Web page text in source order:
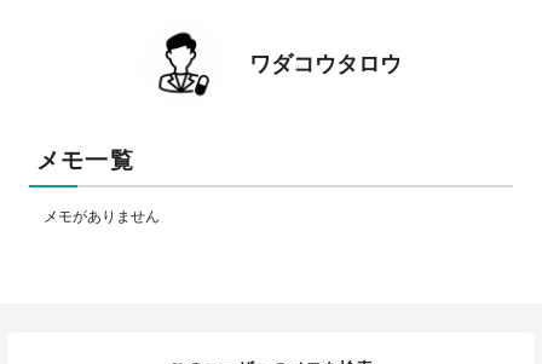
ワダコウタロウ
メモ一覧
メモがありません